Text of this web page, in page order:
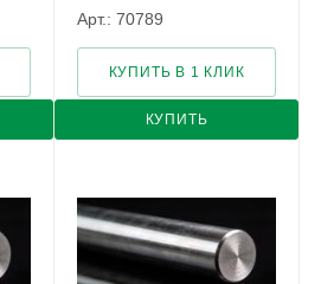
Арт.: 70789
КУПИТЬ
КУПИТЬ В 1 КЛИК